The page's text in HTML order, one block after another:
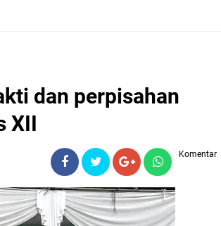
dan perpisahan
XII
Komentar